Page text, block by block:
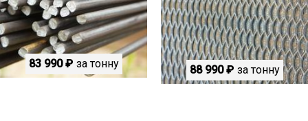
83 990 ₽ за тонну 88 990 ₽ за тонну